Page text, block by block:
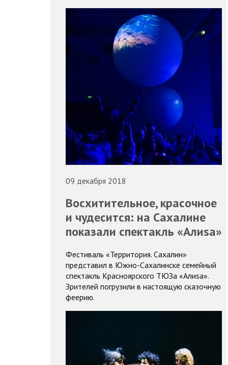
09 декабря 2018
Восхитительное, красочное
и чудесится: на Сахалине
показали спектакль «Алиsа»
Фестиваль «Территория. Сахалин»
представил в Южно-Сахалинске семейный
спектакль Красноярского ТЮЗа «Алиsа».
Зрителей погрузили в настоящую сказочную
феерию.